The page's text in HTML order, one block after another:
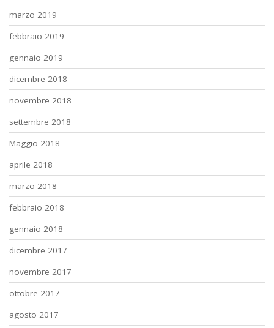
marzo 2019
febbraio 2019
gennaio 2019
dicembre 2018
novembre 2018
settembre 2018
Maggio 2018
aprile 2018
marzo 2018
febbraio 2018
gennaio 2018
dicembre 2017
novembre 2017
ottobre 2017
agosto 2017